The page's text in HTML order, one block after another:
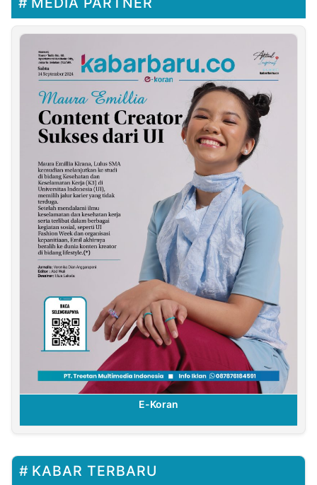
E-Koran
KABAR TERBARU